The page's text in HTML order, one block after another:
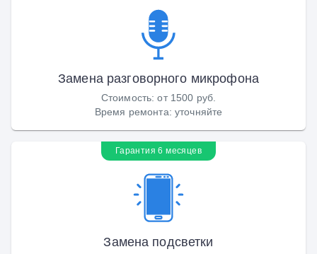
Замена разговорного микрофона
Стоимость:от 1500 руб.
Время ремонта: уточняйте
Гарантия 6 месяцев
Замена подсветки